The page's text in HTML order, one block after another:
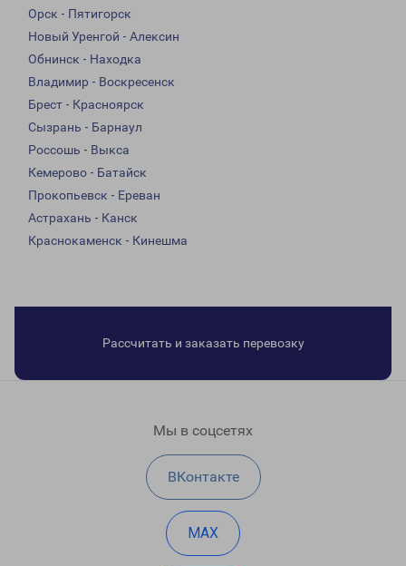
Орск - Пятигорск
Новый Уренгой - Алексин
Обнинск - Находка
Владимир - Воскресенск
Брест - Красноярск
Сызрань - Барнаул
Россошь - Выкса
Кемерово - Батайск
Прокопьевск - Ереван
Астрахань - Канск
Краснокаменск - Кинешма
Рассчитать и заказать перевозку
Мы в соцсетях
ВКонтакте
MAX